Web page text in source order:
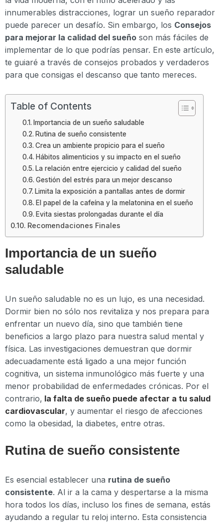
innumerables distracciones, lograr un sueño reparador
puede parecer un desafío. Sin embargo, los Consejos
para mejorar la calidad del sueño son más fáciles de
implementar de lo que podrías pensar. En este artículo,
te guiaré a través de consejos probados y verdaderos
para que consigas el descanso que tanto mereces.
Table of Contents
Importancia de un sueño saludable
Rutina de sueño consistente
Crea un ambiente propicio para el sueño
Hábitos alimenticios y su impacto en el sueño
La relación entre ejercicio y calidad del sueño
Gestión del estrés para un mejor descanso
Limita la exposición a pantallas antes de dormir
El papel de la cafeína y la melatonina en el sueño
Evita siestas prolongadas durante el día
Recomendaciones Finales
Importancia de un sueño
saludable
Un sueño saludable no es un lujo, es una necesidad.
Dormir bien no sólo nos revitaliza y nos prepara para
enfrentar un nuevo día, sino que también tiene
beneficios a largo plazo para nuestra salud mental y
física. Las investigaciones demuestran que dormir
adecuadamente está ligado a una mejor función
cognitiva, un sistema inmunológico más fuerte y una
menor probabilidad de enfermedades crónicas. Por el
contrario, la falta de sueño puede afectar a tu salud
cardiovascular, y aumentar el riesgo de afecciones
como la obesidad, la diabetes, entre otras.
Rutina de sueño consistente
Es esencial establecer una rutina de sueño
consistente. Al ir a la cama y despertarse a la misma
hora todos los días, incluso los fines de semana, estás
ayudando a regular tu reloj interno. Esta consistencia